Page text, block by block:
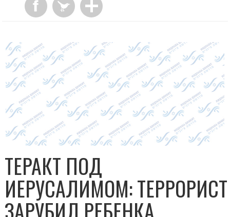
ТЕРАКТ ПОД
ИЕРУСАЛИМОМ: ТЕРРОРИСТ